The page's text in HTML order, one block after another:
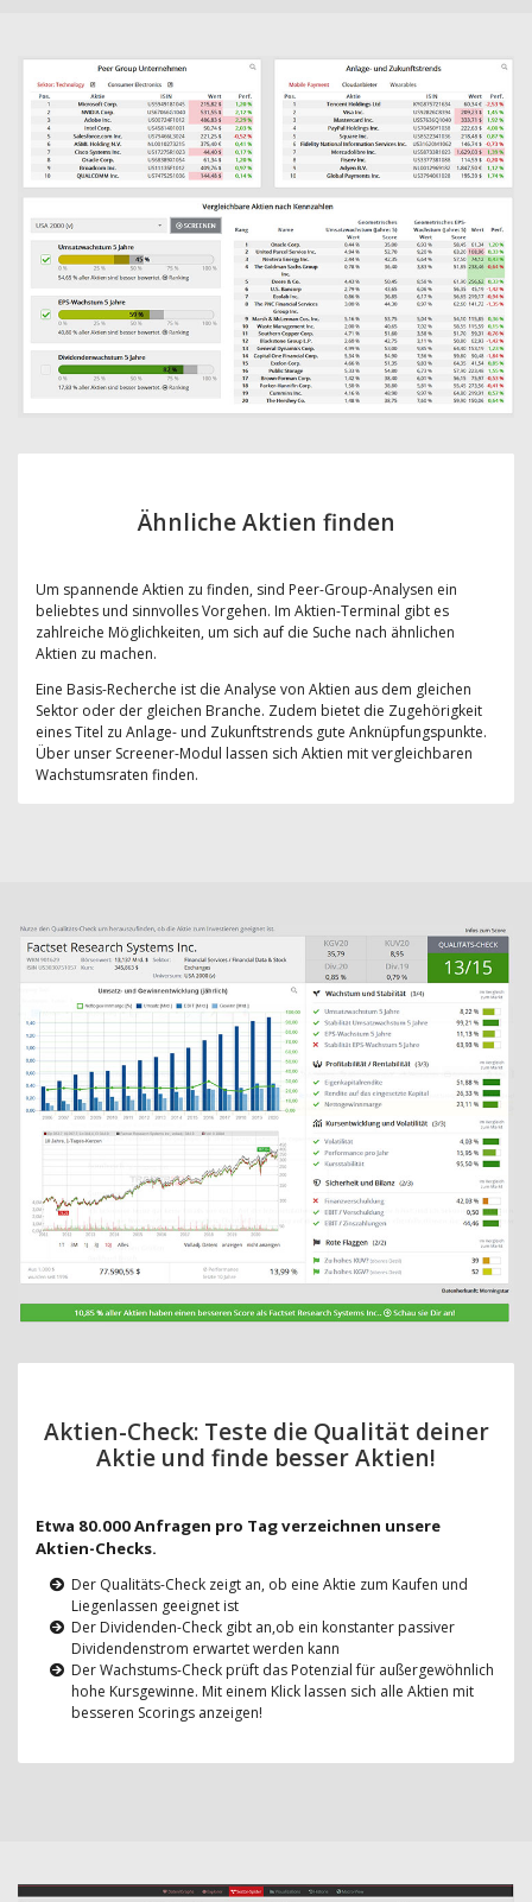
Ähnliche Aktien finden
Um spannende Aktien zu finden, sind Peer-Group-Analysen ein
beliebtes und sinnvolles Vorgehen. Im Aktien-Terminal gibt es
zahlreiche Möglichkeiten, um sich auf die Suche nach ähnlichen
Aktien zu machen.
Eine Basis-Recherche ist die Analyse von Aktien aus dem gleichen
Sektor oder der gleichen Branche. Zudem bietet die Zugehörigkeit
eines Titel zu Anlage- und Zukunftstrends gute Anknüpfungspunkte.
Über unser Screener-Modul lassen sich Aktien mit vergleichbaren
Wachstumsraten finden.
Aktien-Check: Teste die Qualität deiner
Aktie und finde besser Aktien!
Etwa 80.000 Anfragen pro Tag verzeichnen unsere
Aktien-Checks.
Der Qualitäts-Check zeigt an, ob eine Aktie zum Kaufen und
Liegenlassen geeignet ist
Der Dividenden-Check gibt an,ob ein konstanter passiver
Dividendenstrom erwartet werden kann
Der Wachstums-Check prüft das Potenzial für außergewöhnlich
hohe Kursgewinne. Mit einem Klick lassen sich alle Aktien mit
besseren Scorings anzeigen!